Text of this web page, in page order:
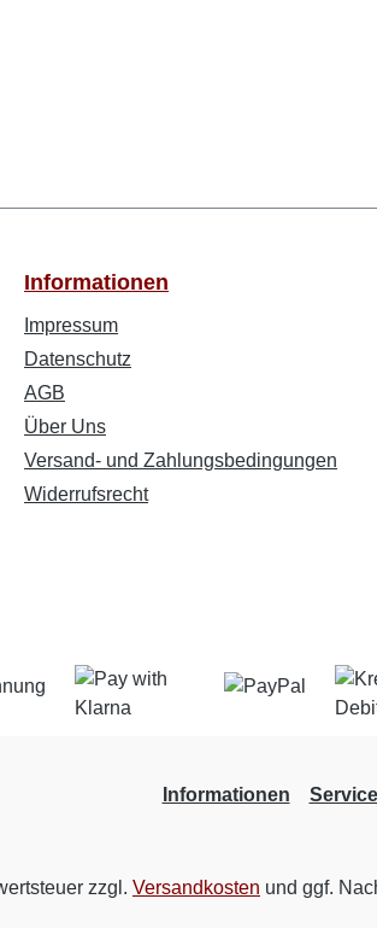
Informationen
Impressum
Datenschutz
AGB
Über Uns
Versand- und Zahlungsbedingungen
Widerrufsrecht
Informationen Service
zzgl. Versandkosten und ggf.